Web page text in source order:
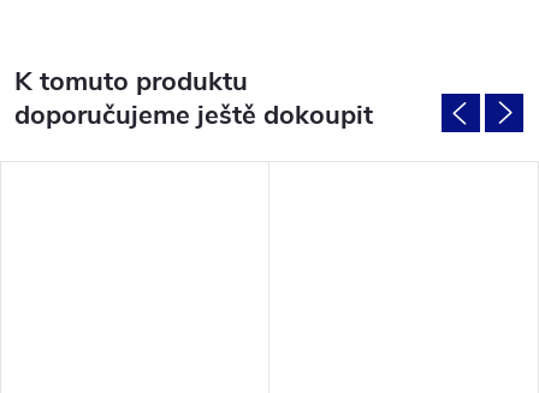
K tomuto produktu
doporučujeme ještě dokoupit